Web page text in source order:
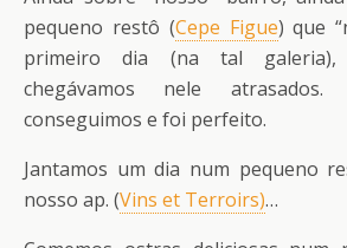
pequeno restô (Cepe Figue) que
primeiro dia (na tal galeria),
chegávamos nele
conseguimos e foi perfeito.
Jantamos um dia num pequeno
nosso ap. (Vins et Terroirs)…